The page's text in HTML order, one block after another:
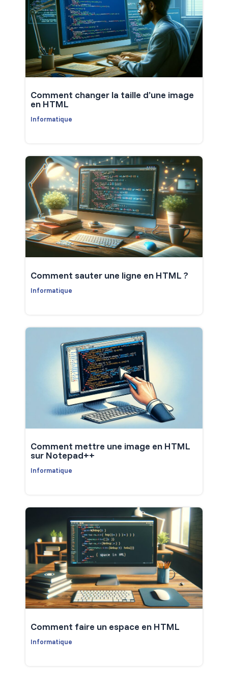
Comment changer la taille d’une image
en HTML
Informatique
Comment sauter une ligne en HTML ?
Informatique
Comment mettre une image en HTML
sur Notepad++
Informatique
Comment faire un espace en HTML
Informatique